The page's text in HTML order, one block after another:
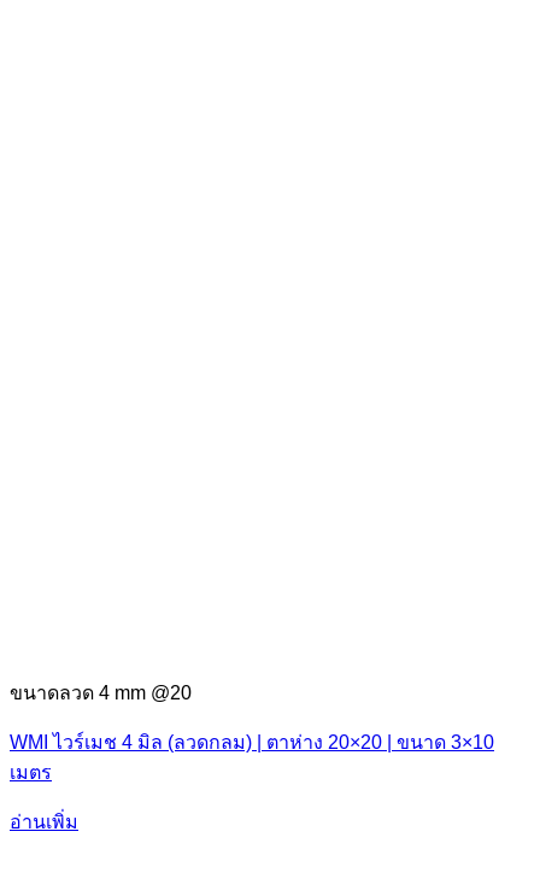
ขนาดลวด 4 mm @20
WMI ไวร์เมช 4 มิล (ลวดกลม) | ตาห่าง 20×20 | ขนาด 3×10
เมตร
อ่านเพิ่ม